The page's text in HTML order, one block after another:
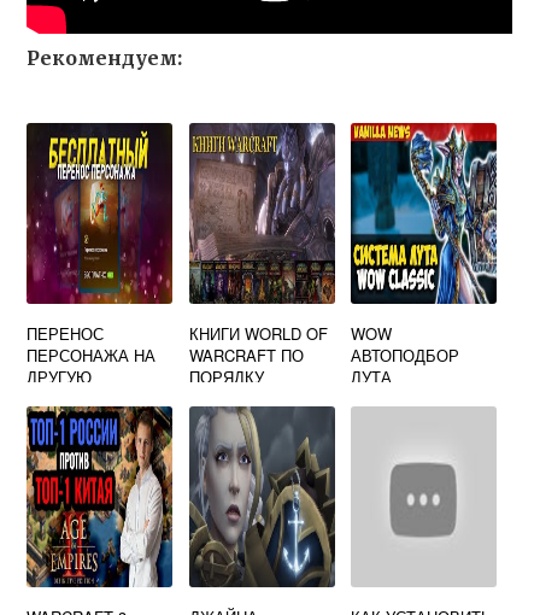
Рекомендуем:
ПЕРЕНОС
ПЕРСОНАЖА НА
ДРУГУЮ
ЗАПИСЬ WOW
КНИГИ WORLD OF
WARCRAFT ПО
ПОРЯДКУ
WOW
АВТОПОДБОР
ЛУТА